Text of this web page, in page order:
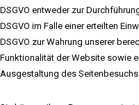
DSGVO entweder zur
DSGVO im Falle einer erteilten
DSGVO zur Wahrung unserer
Funktionalität der Website sowie
Ausgestaltung des Seitenbesuchs.